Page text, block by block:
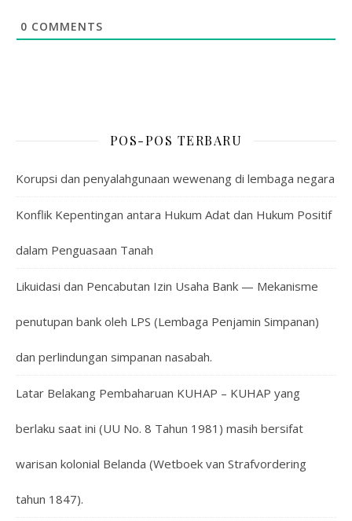
0 COMMENTS
POS-POS TERBARU
Korupsi dan penyalahgunaan wewenang di lembaga negara
Konflik Kepentingan antara Hukum Adat dan Hukum Positif
dalam Penguasaan Tanah
Likuidasi dan Pencabutan Izin Usaha Bank — Mekanisme
penutupan bank oleh LPS (Lembaga Penjamin Simpanan)
dan perlindungan simpanan nasabah.
Latar Belakang Pembaharuan KUHAP – KUHAP yang
berlaku saat ini (UU No. 8 Tahun 1981) masih bersifat
warisan kolonial Belanda (Wetboek van Strafvordering
tahun 1847).